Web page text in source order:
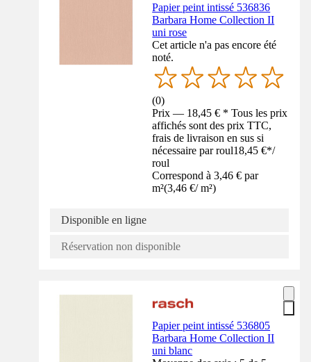
Papier peint intissé 536836
Barbara Home Collection II
uni rose
Cet article n'a pas encore été
noté.
(0)
Prix — 18,45 € * Tous les prix
affichés sont des prix TTC,
frais de livraison en sus si
nécessaire par roul18,45 €*/
roul
Correspond à 3,46 € par
m²(3,46 €/ m²)
Disponible en ligne
Réservation non disponible
Papier peint intissé 536805
Barbara Home Collection II
uni blanc